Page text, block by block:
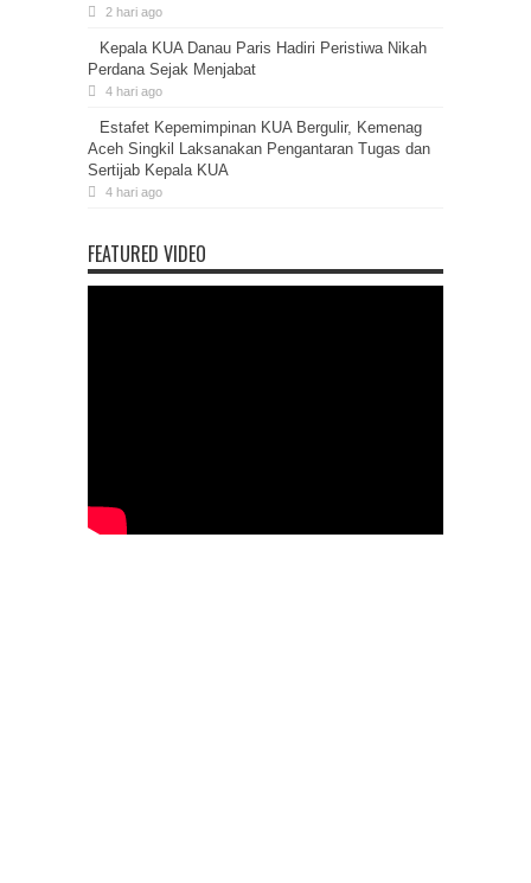
2 hari ago
Kepala KUA Danau Paris Hadiri Peristiwa Nikah
Perdana Sejak Menjabat
4 hari ago
Estafet Kepemimpinan KUA Bergulir, Kemenag
Aceh Singkil Laksanakan Pengantaran Tugas dan
Sertijab Kepala KUA
4 hari ago
FEATURED VIDEO